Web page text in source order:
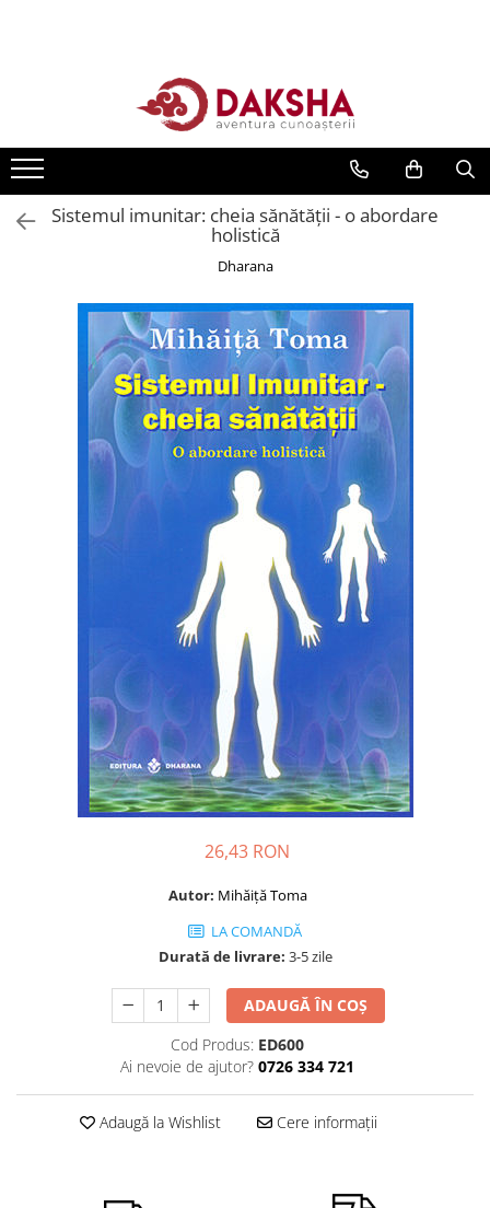
Seria Radu Cinamar
Seria Anton Parks
Seria David Icke
Spiritualitate
Extratereștrii
Transformare spirituală
Psihologie
Dezvoltare personală
Seria Helena Blavatsky
Relații de cuplu
Erotism
Psihologie practică
Lumea îngerilor
Sistemul imunitar: cheia sănătăţii - o abordare
holistică
Dharana
26,43 RON
Autor: Mihăiţă Toma
LA COMANDĂ
Durată de livrare: 3-5 zile
ADAUGĂ ÎN COȘ
Cod Produs: ED600
Ai nevoie de ajutor? 0726 334 721
Adaugă la Wishlist Cere informații